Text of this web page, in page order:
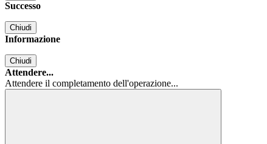
Successo
Chiudi
Informazione
Chiudi
Attendere...
Attendere il completamento dell'operazione...